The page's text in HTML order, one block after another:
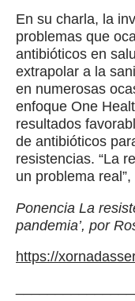
En su charla, la
problemas que
antibióticos en
extrapolar a la
en numerosas
enfoque One
resultados
de antibióticos
resistencias. “La
un problema
Ponencia La
pandemia’, por
https://